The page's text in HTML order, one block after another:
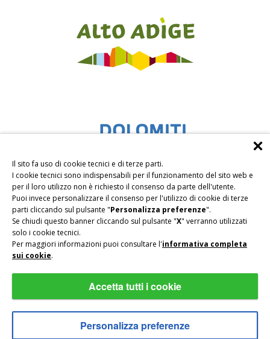
Il sito fa uso di cookie tecnici e di terze parti.
I cookie tecnici sono indispensabili per il funzionamento del sito web e
per il loro utilizzo non è richiesto il consenso da parte dell'utente.
Puoi invece personalizzare il consenso per l'utilizzo di cookie di terze
parti cliccando sul pulsante "Personalizza preferenze".
Se chiudi questo banner cliccando sul pulsante "X" verranno utilizzati
solo i cookie tecnici.
Per maggiori informazioni puoi consultare l'informativa completa
sui cookie.
Accetta tutti i cookie
Personalizza preferenze
Privacy | Impressum | Sitemap | PART.IVA IT01716230212|
CIN IT021026A189QXPLZ6